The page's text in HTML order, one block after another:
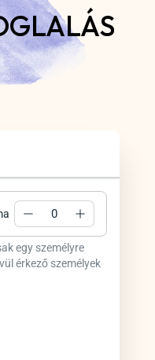
egy személyre
érkező személyek